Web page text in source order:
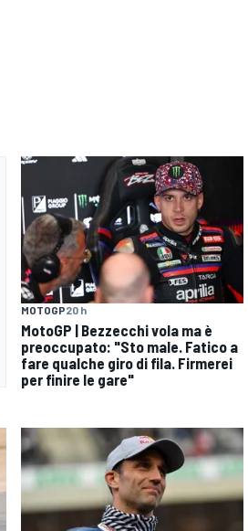
MOTOGP20 h
MotoGP | Bezzecchi vola ma è
preoccupato: "Sto male. Fatico a
fare qualche giro di fila. Firmerei
per finire le gare"